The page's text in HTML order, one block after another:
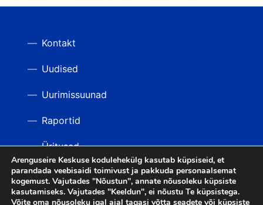
TAGASI ÜLES
Kontakt
Uudised
Uurimissuunad
Raportid
Üritused
Videod
Arenguseire Keskuse kodulehekülg kasutab küpsiseid, et
parandada veebisaidi toimivust ja pakkuda personaalsemat
kogemust. Vajutades "Nõustun", annate nõusoleku küpsiste
kasutamiseks. Vajutades "Keeldun", ei nõustu Te küpsistega.
Võite oma nõusoleku igal ajal tagasi võtta seadete või küpsiste